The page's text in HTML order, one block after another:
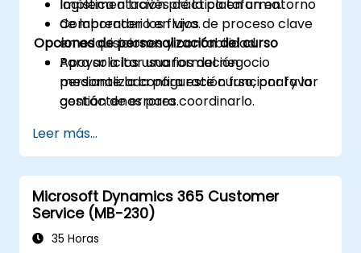
logística a través de la plataforma.
Comprender los flujos de proceso clave
en adquisiciones y contabilidad.
Apoyar a los usuarios del negocio
mediante la configuración funcional y la
gestión de errores.
Implementación práctica en un entorno
de laboratorio en vivo.
Opciones de personalización del curso
Para solicitar una formación
personalizada para este curso, por favor
contáctenos para coordinarlo.
Leer más...
Microsoft Dynamics 365 Customer
Service (MB-230)
35 Horas